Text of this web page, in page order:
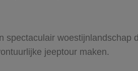
spectaculair woestijnlandschap
jeeptour maken.